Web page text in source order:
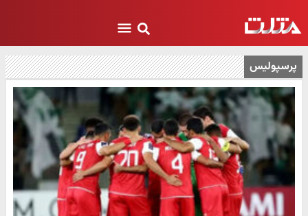
پرسپولیس